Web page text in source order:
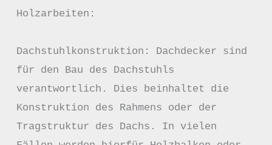
Holzarbeiten:
Dachstuhlkonstruktion: Dachdecker sind
für den Bau des Dachstuhls
verantwortlich. Dies beinhaltet die
Konstruktion des Rahmens oder der
Tragstruktur des Dachs. In vielen